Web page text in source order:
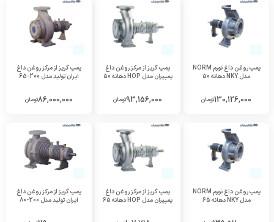
پمپ روغن داغ نورم NORM
مدل NKY دهانه 50
130,126,000تومان
پمپ گریز از مرکز روغن داغ
پمپیران مدل HOP دهانه 50
93,156,000تومان
پمپ گریز از مرکز روغن داغ
ایران تولید مدل 200-65
86,000,000تومان
پمپ روغن داغ نورم NORM
مدل NKY دهانه 65
پمپ گریز از مرکز روغن داغ
پمپیران مدل HOP دهانه 65
پمپ گریز از مرکز روغن داغ
ایران تولید مدل 200-80